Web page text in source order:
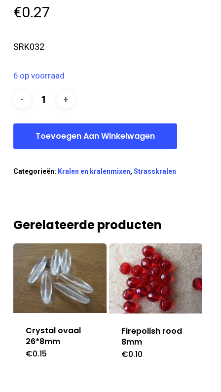
€0.27
SRK032
6 op voorraad
Toevoegen Aan Winkelwagen
Categorieën: Kralen en kralenmixen, Strasskralen
Gerelateerde producten
Crystal ovaal
26*8mm
€0.15
Firepolish rood
8mm
€0.10